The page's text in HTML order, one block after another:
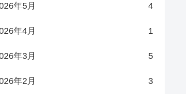
年5月 4
年4月 1
年3月 5
年2月 3